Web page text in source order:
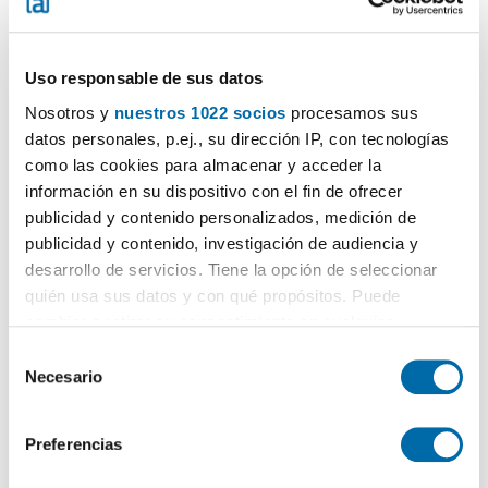
Uso responsable de sus datos
Nosotros y nuestros 1022 socios procesamos sus
datos personales, p.ej., su dirección IP, con tecnologías
como las cookies para almacenar y acceder la
información en su dispositivo con el fin de ofrecer
publicidad y contenido personalizados, medición de
publicidad y contenido, investigación de audiencia y
desarrollo de servicios. Tiene la opción de seleccionar
quién usa sus datos y con qué propósitos. Puede
el Menú de consentimiento.
Recopilar información sobre su ubicación geográfica
Necesario
Preferencias
800€
102m 3 Bd. 2 Bathrooms
de Francia 59, Jaca
Call
Contact
PREMIUM